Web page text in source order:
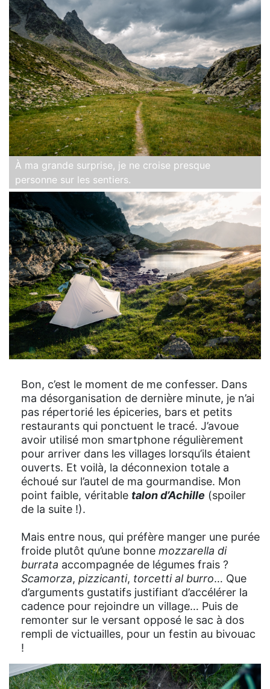
À ma grande surprise, je ne croise presque
personne sur les sentiers.
Bon, c’est le moment de me confesser. Dans
ma désorganisation de dernière minute, je n’ai
pas répertorié les épiceries, bars et petits
restaurants qui ponctuent le tracé. J’avoue
avoir utilisé mon smartphone régulièrement
pour arriver dans les villages lorsqu’ils étaient
ouverts. Et voilà, la déconnexion totale a
échoué sur l’autel de ma gourmandise. Mon
point faible, véritable talon d’Achille (spoiler
de la suite !).
Mais entre nous, qui préfère manger une purée
froide plutôt qu’une bonne mozzarella di
burrata accompagnée de légumes frais ?
Scamorza, pizzicanti, torcetti al burro… Que
d’arguments gustatifs justifiant d’accélérer la
cadence pour rejoindre un village… Puis de
remonter sur le versant opposé le sac à dos
rempli de victuailles, pour un festin au bivouac
!